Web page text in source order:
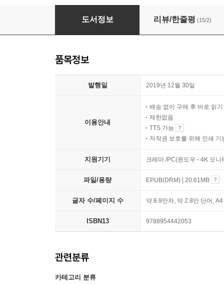
죽은 눈의 소녀와 분리수거 기록부
도서정보 리뷰/한줄평 (15/2)
품목정보
발행일 2019년 12월 30일
이용안내
배송 없이 구매 후 바로 읽기
제한없음
TTS 가능
저작권 보호를 위해 인쇄 기
지원기기 크레마 /PC(윈도우 - 4K 모
파일/용량 EPUB(DRM) | 20.61MB
글자 수/페이지 수 약 8.9만자, 약 2.8만 단어,
ISBN13 9788954442053
관련분류
카테고리 분류